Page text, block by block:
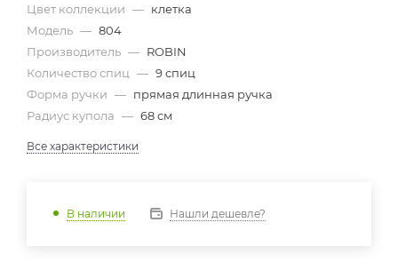
Цвет коллекции — клетка
Модель — 804
Производитель — ROBIN
Количество спиц — 9 спиц
Форма ручки — прямая длинная ручка
Радиус купола — 68 см
Все характеристики
В наличии Нашли дешевле?